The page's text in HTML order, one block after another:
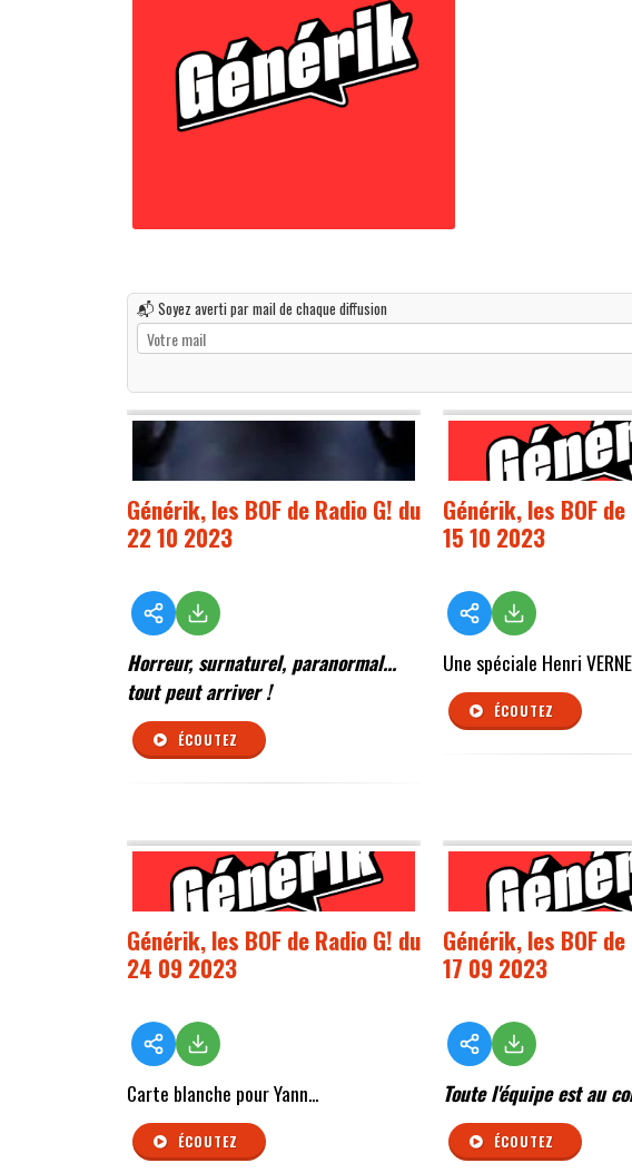
📬 Soyez averti par mail de chaque diffusion
Générik, les BOF de Radio G! du
22 10 2023
Horreur, surnaturel, paranormal...
tout peut arriver !
ÉCOUTEZ
Générik, les BOF
15 10 2023
Une spéciale Henri
ÉCOUTEZ
Générik, les BOF de Radio G! du
24 09 2023
Carte blanche pour Yann...
ÉCOUTEZ
Générik, les BOF
17 09 2023
Toute l'équipe est au
ÉCOUTEZ